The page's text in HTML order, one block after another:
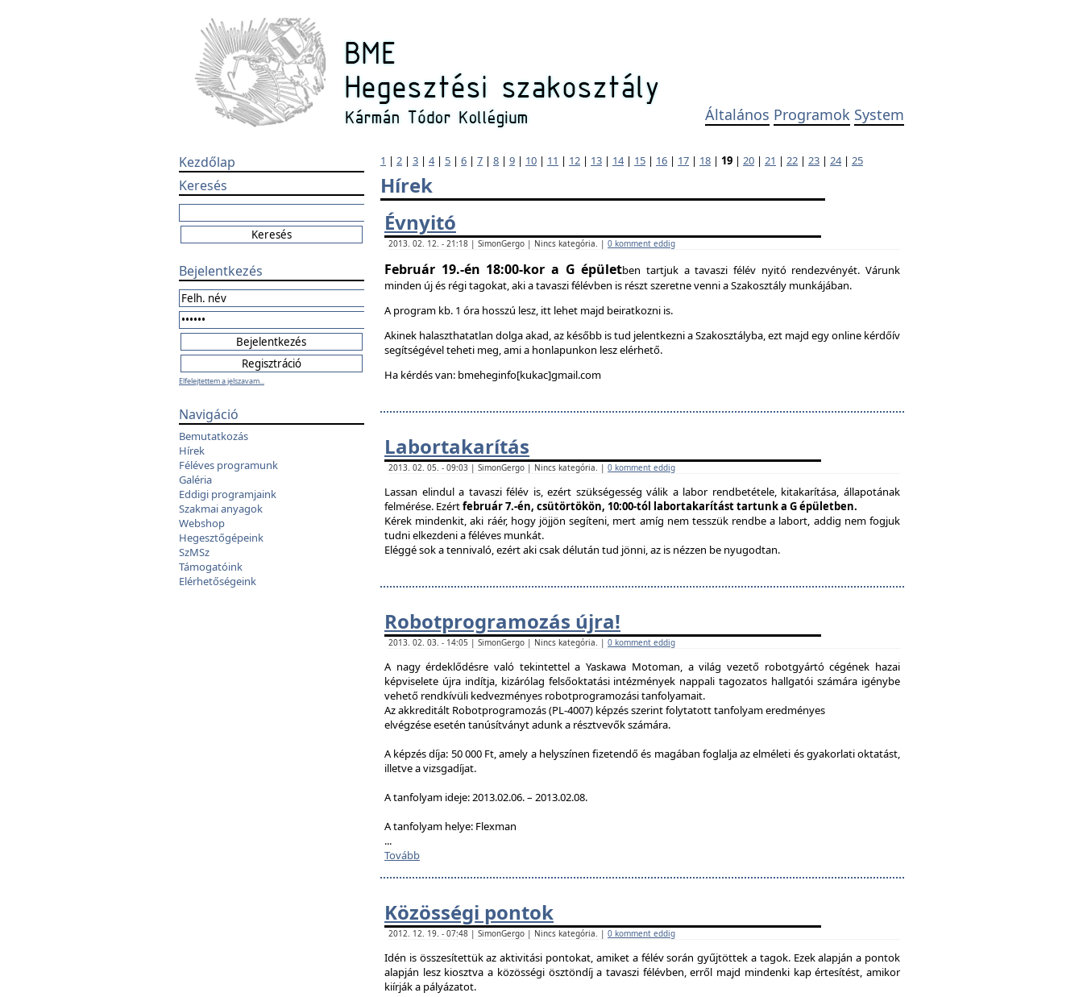
Általános Programok System
Kezdőlap
Keresés
Bejelentkezés
Elfelejtettem a jelszavam...
Navigáció
Bemutatkozás
Hírek
Féléves programunk
Galéria
Eddigi programjaink
Szakmai anyagok
Webshop
Hegesztőgépeink
SzMSz
Támogatóink
Elérhetőségeink
1 | 2 | 3 | 4| 5 | 6 | 7 | 8 | 9 | 10 | 11 | 12 | 13 | 14| 15 | 16 | 17 | 18 | 19 | 20 | 21 | 22 | 23 | 24| 25
Hírek
Évnyitó
2013. 02. 12. - 21:18 | SimonGergo | Nincs kategória. | 0 komment eddig
Február 19.-én 18:00-kor a G épületben tartjuk a tavaszi félév nyitó rendezvényét. Várunk
minden új és régi tagokat, aki a tavaszi félévben is részt szeretne venni a Szakosztály munkájában.
A program kb. 1 óra hosszú lesz, itt lehet majd beiratkozni is.
Akinek halaszthatatlan dolga akad, az később is tud jelentkezni a Szakosztályba, ezt majd egy online kérdőív
segítségével teheti meg, ami a honlapunkon lesz elérhető.
Ha kérdés van: bmeheginfo[kukac]gmail.com
Labortakarítás
2013. 02. 05. - 09:03 | SimonGergo | Nincs kategória. | 0 komment eddig
Lassan elindul a tavaszi félév is, ezért szükségesség válik a labor rendbetétele, kitakarítása, állapotának
felmérése. Ezértfebruár 7.-én, csütörtökön, 10:00-tól labortakarítást tartunk a G épületben.
Kérek mindenkit, aki ráér, hogy jöjjön segíteni, mert amíg nem tesszük rendbe a labort, addig nem fogjuk
tudni elkezdeni a féléves munkát.
Eléggé sok a tennivaló, ezért aki csak délután tud jönni, az is nézzen be nyugodtan.
Robotprogramozás újra!
2013. 02. 03. - 14:05 | SimonGergo | Nincs kategória. | 0 komment eddig
A nagy érdeklődésre való tekintettel a Yaskawa Motoman, a világ vezető robotgyártó cégének hazai
képviselete újra indítja, kizárólag felsőoktatási intézmények nappali tagozatos hallgatói számára igénybe
vehető rendkívüli kedvezményes robotprogramozási tanfolyamait.
Az akkreditált Robotprogramozás (PL-4007) képzés szerint folytatott tanfolyam eredményes
elvégzése esetén tanúsítványt adunk a résztvevők számára.
A képzés díja: 50 000 Ft, amely a helyszínen fizetendő és magában foglalja az elméleti és gyakorlati oktatást,
illetve a vizsgadíjat.
A tanfolyam ideje: 2013.02.06. – 2013.02.08.
A tanfolyam helye: Flexman
...
Tovább
Közösségi pontok
2012. 12. 19. - 07:48 | SimonGergo | Nincs kategória. | 0 komment eddig
Idén is összesítettük az aktivitási pontokat, amiket a félév során gyűjtöttek a tagok. Ezek alapján a pontok
alapján lesz kiosztva a közösségi ösztöndíj a tavaszi félévben, erről majd mindenki kap értesítést, amikor
kiírják a pályázatot.